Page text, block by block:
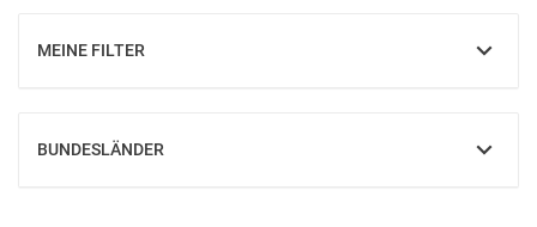
MEINE FILTER
EINBLENDEN
BUNDESLÄNDER
EINBLENDEN